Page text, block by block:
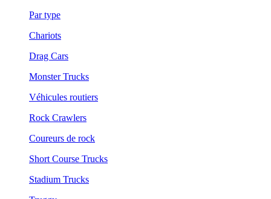
Par type
Chariots
Drag Cars
Monster Trucks
Véhicules routiers
Rock Crawlers
Coureurs de rock
Short Course Trucks
Stadium Trucks